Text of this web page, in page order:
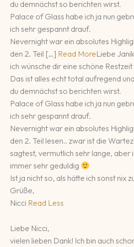
du demnächst so berichten wirst.
Palace of Glass habe ich ja nun
ich sehr gespannt drauf.
Nevernight war ein absolutes
den 2. Teil […] Read MoreLiebe
ich wünsche dir eine schöne
Das ist alles echt total aufregend
du demnächst so berichten wirst.
Palace of Glass habe ich ja nun
ich sehr gespannt drauf.
Nevernight war ein absolutes
den 2. Teil lesen.. zwar ist die
sagtest, vermutlich sehr lange, aber
immer sehr geduldig
Ist ja nicht so, als hätte ich sonst nix
Grüße,
Nicci Read Less
Liebe Nicci,
vielen lieben Dank! Ich bin auch